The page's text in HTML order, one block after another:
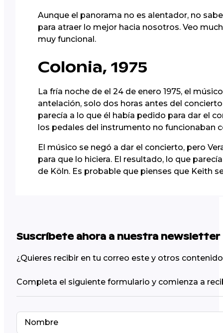
Aunque el panorama no es alentador, no
para atraer lo mejor hacia nosotros. Veo
muy funcional.
Colonia, 1975
La fría noche de el 24 de enero 1975, el
antelación, solo dos horas antes del
parecía a lo que él había pedido para dar el
los pedales del instrumento no funcionaban
El músico se negó a dar el concierto, pero
para que lo hiciera. El resultado, lo que
de Köln. Es probable que pienses que Keith
Suscríbete ahora a nuestra newsletter
¿Quieres recibir en tu correo este y otros
Completa el siguiente formulario y comienza a